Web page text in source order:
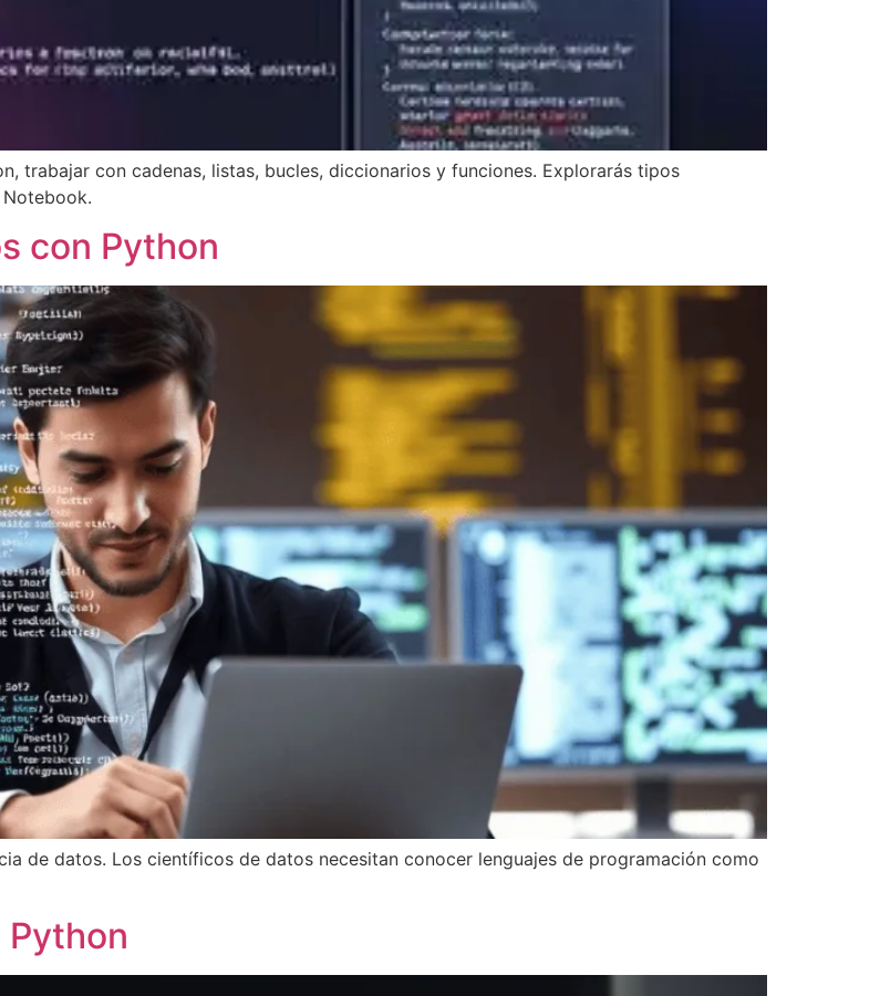
trabajar con cadenas, listas, bucles, diccionarios y funciones. Explorarás tipos
con Python
de datos. Los científicos de datos necesitan conocer lenguajes de programación como
Python